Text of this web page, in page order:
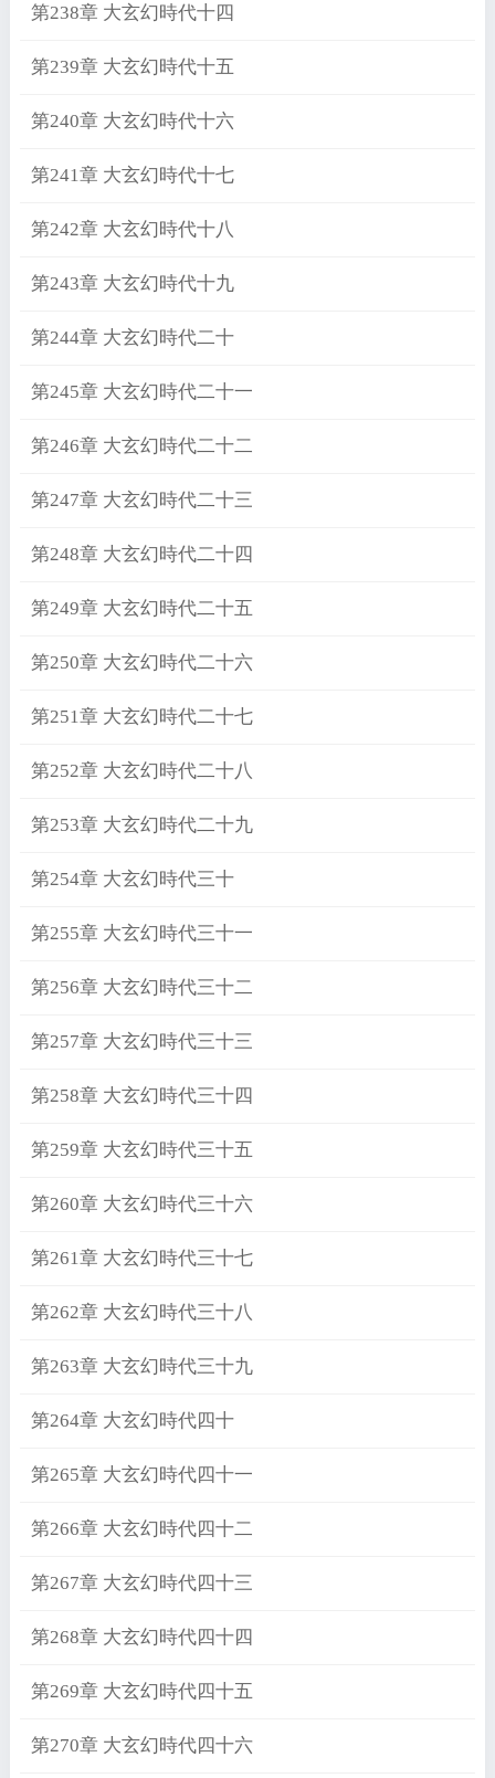
第238章 大玄幻時代十四
第239章 大玄幻時代十五
第240章 大玄幻時代十六
第241章 大玄幻時代十七
第242章 大玄幻時代十八
第243章 大玄幻時代十九
第244章 大玄幻時代二十
第245章 大玄幻時代二十一
第246章 大玄幻時代二十二
第247章 大玄幻時代二十三
第248章 大玄幻時代二十四
第249章 大玄幻時代二十五
第250章 大玄幻時代二十六
第251章 大玄幻時代二十七
第252章 大玄幻時代二十八
第253章 大玄幻時代二十九
第254章 大玄幻時代三十
第255章 大玄幻時代三十一
第256章 大玄幻時代三十二
第257章 大玄幻時代三十三
第258章 大玄幻時代三十四
第259章 大玄幻時代三十五
第260章 大玄幻時代三十六
第261章 大玄幻時代三十七
第262章 大玄幻時代三十八
第263章 大玄幻時代三十九
第264章 大玄幻時代四十
第265章 大玄幻時代四十一
第266章 大玄幻時代四十二
第267章 大玄幻時代四十三
第268章 大玄幻時代四十四
第269章 大玄幻時代四十五
第270章 大玄幻時代四十六